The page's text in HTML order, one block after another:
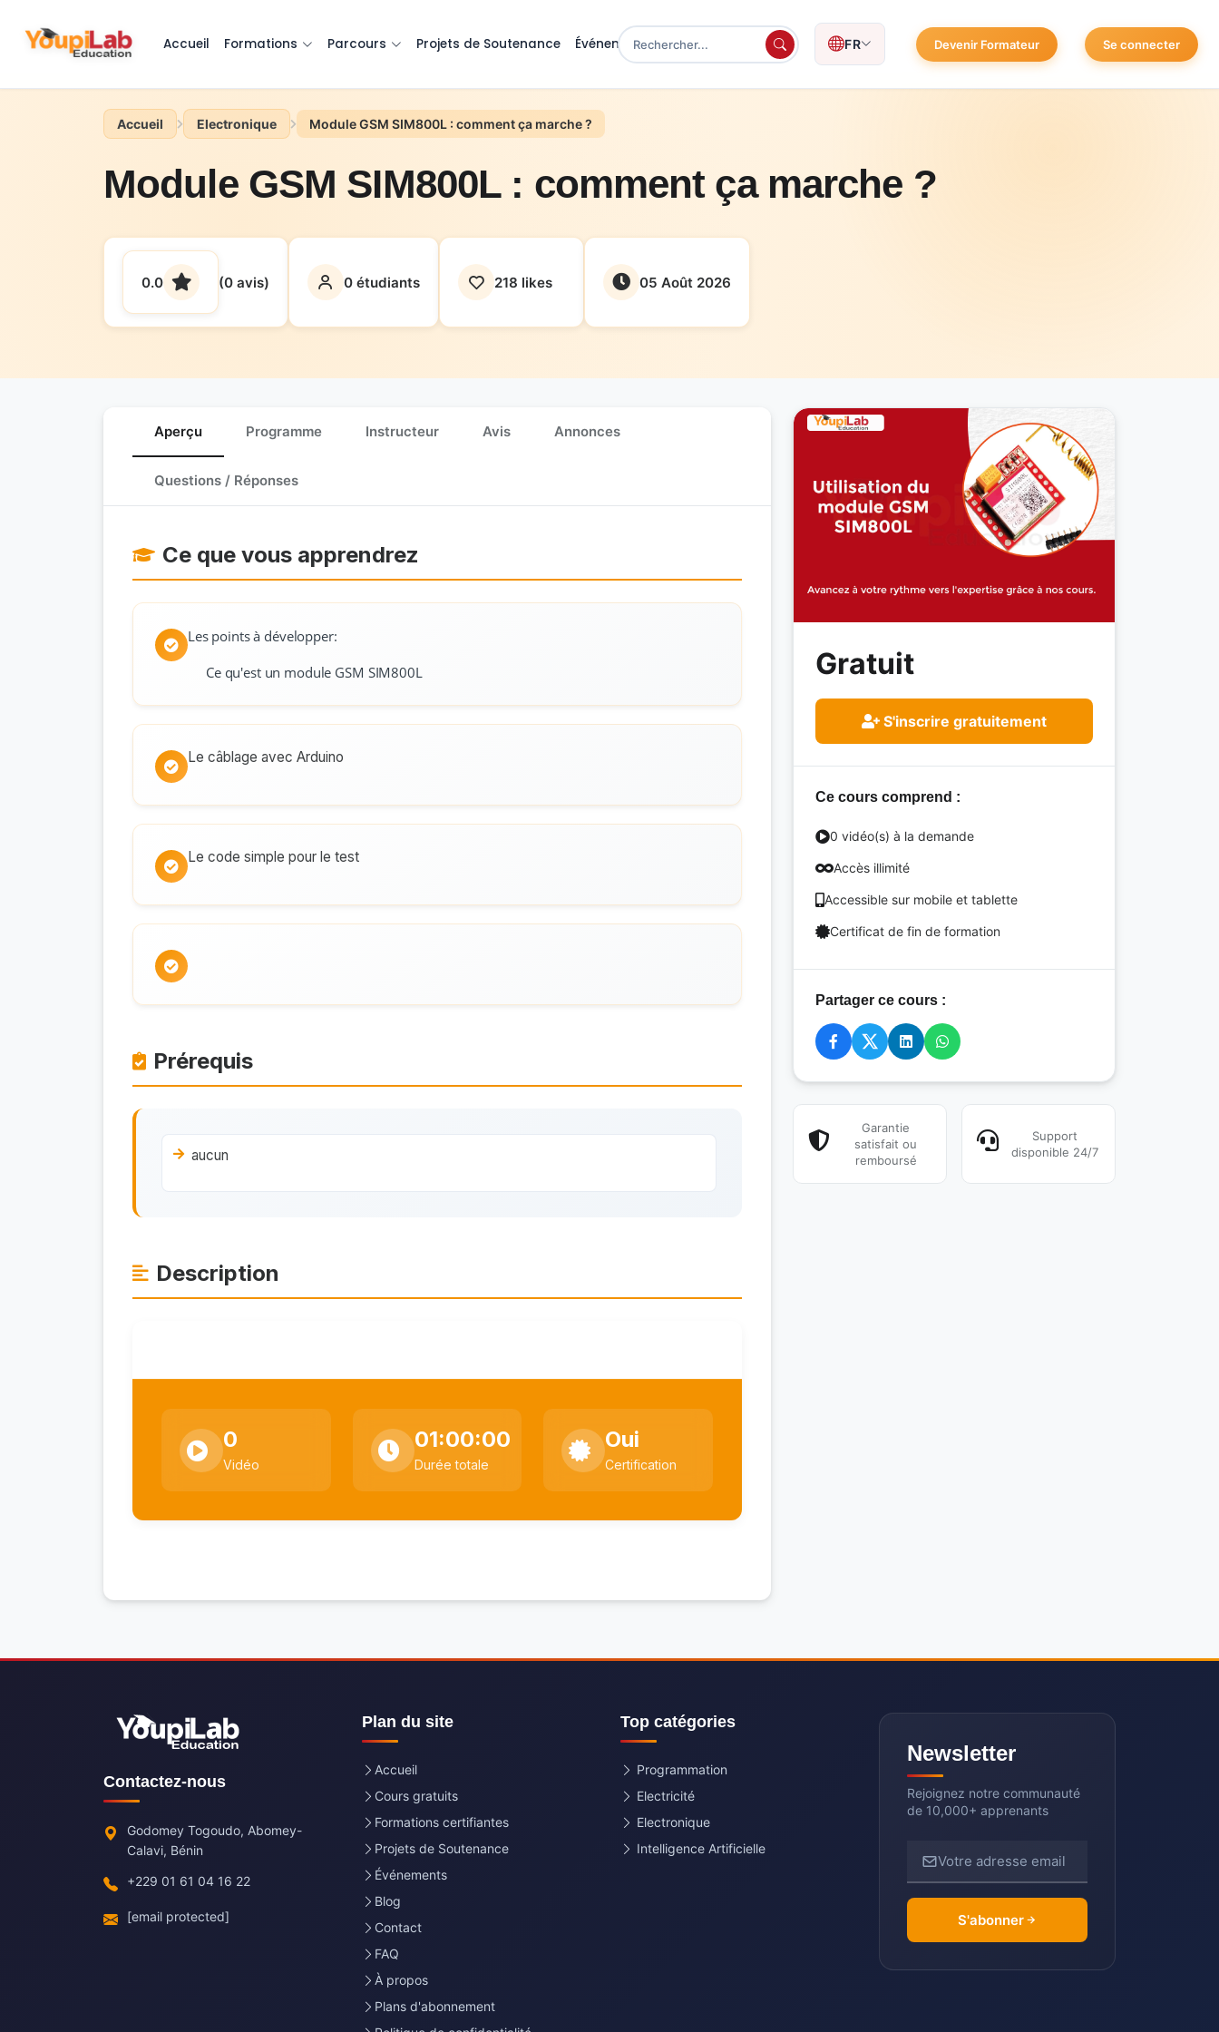
Accueil Formations Parcours Projets de Soutenance Événements FR Devenir Formateur Se connecter
Accueil Electronique Module GSM SIM800L : comment ça marche ?
Module GSM SIM800L : comment ça marche ?
0.0 (0 avis) 0 étudiants 218 likes 05 Août 2026
Aperçu Programme Instructeur Avis Annonces
Questions / Réponses
Ce que vous apprendrez
Les points à développer:
Ce qu'est un module GSM SIM800L
Le câblage avec Arduino
Le code simple pour le test
Prérequis
aucun
Description
0
Vidéo
01:00:00
Durée totale
Oui
Certification
Gratuit
S'inscrire gratuitement
Ce cours comprend :
0 vidéo(s) à la demande
Accès illimité
Accessible sur mobile et tablette
Certificat de fin de formation
Partager ce cours :
Garantie
satisfait ou
remboursé
Support
disponible 24/7
Contactez-nous
Godomey Togoudo, Abomey-
Calavi, Bénin
+229 01 61 04 16 22
[email protected]
Plan du site
Accueil
Cours gratuits
Formations certifiantes
Projets de Soutenance
Événements
Blog
Contact
FAQ
À propos
Plans d'abonnement
Top catégories
Programmation
Electricité
Electronique
Intelligence Artificielle
Newsletter
Rejoignez notre communauté
de 10,000+ apprenants
Votre adresse email
S'abonner